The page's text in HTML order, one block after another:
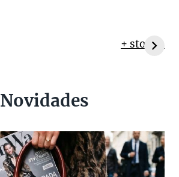
+ stories
Novidades